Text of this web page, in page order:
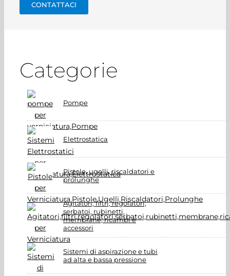
CONTATTACI
Categorie
Pompe
Elettrostatica
Pistole, ugelli, riscaldatori e
prolunghe
Agitatori, filtri, regolatori,
serbatoi, rubinetti,
membrane, ricambi e
accessori
Sistemi di aspirazione e tubi
ad alta e bassa pressione